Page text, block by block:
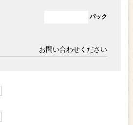
パック
お問い合わせください